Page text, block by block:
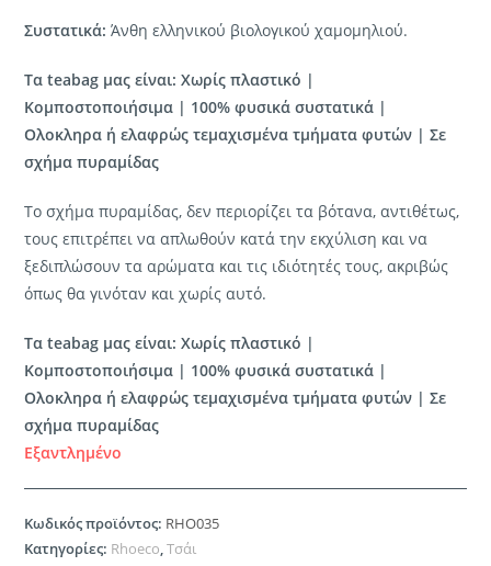
Συστατικά: Άνθη ελληνικού βιολογικού χαμομηλιού.
Τα teabag μας είναι: Χωρίς πλαστικό |
Κομποστοποιήσιμα | 100% φυσικά συστατικά |
Ολοκληρα ή ελαφρώς τεμαχισμένα τμήματα φυτών | Σε
σχήμα πυραμίδας
Το σχήμα πυραμίδας, δεν περιορίζει τα βότανα, αντιθέτως,
τους επιτρέπει να απλωθούν κατά την εκχύλιση και να
ξεδιπλώσουν τα αρώματα και τις ιδιότητές τους, ακριβώς
όπως θα γινόταν και χωρίς αυτό.
Τα teabag μας είναι: Χωρίς πλαστικό |
Κομποστοποιήσιμα | 100% φυσικά συστατικά |
Ολοκληρα ή ελαφρώς τεμαχισμένα τμήματα φυτών | Σε
σχήμα πυραμίδας
Εξαντλημένο
Κωδικός προϊόντος: RHO035
Κατηγορίες: Rhoeco,Τσάι